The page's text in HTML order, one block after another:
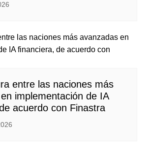
entre las naciones más
implementación de IA
acuerdo con Finastra